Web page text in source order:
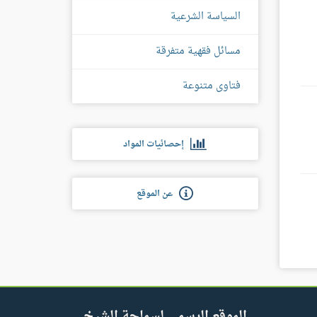
السياسة الشرعية
مسائل فقهية متفرقة
فتاوى متنوعة
إحصائيات المواد
عن الموقع